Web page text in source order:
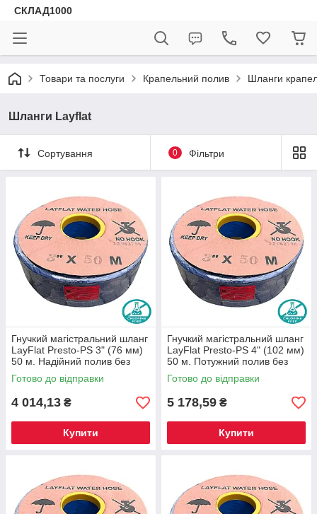
СКЛАД1000
Товари та послуги Крапельний полив Шланги
Шланги Layflat
Сортування 0 Фільтри
Гнучкий магістральний шланг
LayFlat Presto-PS 3" (76 мм)
50 м. Надійний полив без
хлору (4 атм) PRM-75
Готово до відправки
4 014,13 ₴
Купити
Гнучкий магістральний шланг
LayFlat Presto-PS 4" (102 мм)
50 м. Потужний полив без
хлору (4 атм) PRM-102
Готово до відправки
5 178,59 ₴
Купити